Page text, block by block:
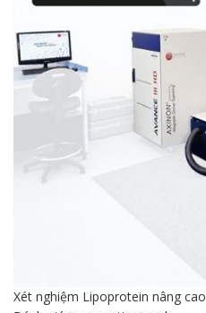
Xét nghiệm Lipoprotein nâng cao